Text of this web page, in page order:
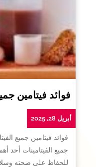
فوائد فيتامين
أبريل 28, 2025
فوائد فيتامين جميع
جميع الفيتامينات أحد
للحفاظ على صحته